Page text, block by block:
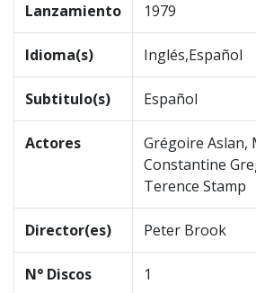
Lanzamiento 1979
Idioma(s) Inglés,Español
Subtitulo(s) Español
Actores
Grégoire Aslan,
Constantine
Terence Stamp
Director(es) Peter Brook
N° Discos 1